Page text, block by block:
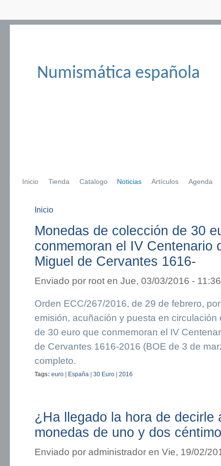
Numismática española
Inicio Tienda Catalogo Noticias Artículos Agenda
Inicio
Monedas de colección de 30
conmemoran el IV Centenario
Miguel de Cervantes 1616-
Enviado por root en Jue, 03/03/2016 - 11:36
Orden ECC/267/2016, de 29 de febrero,
emisión, acuñación y puesta en
de 30 euro que conmemoran el IV
de Cervantes 1616-2016 (BOE de 3 de
completo.
Tags: euro España 30 Euro 2016
¿Ha llegado la hora de decirle
monedas de uno y dos
Enviado por administrador en Vie, 19/02/